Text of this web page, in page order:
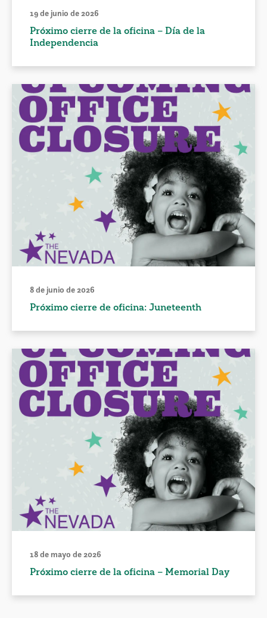
19 de junio de 2026
Próximo cierre de la oficina – Día de la
Independencia
8 de junio de 2026
Próximo cierre de oficina: Juneteenth
18 de mayo de 2026
Próximo cierre de la oficina – Memorial Day